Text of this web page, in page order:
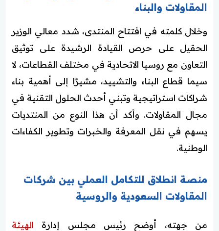
المقاولات والبناء
وخلال كلمته في افتتاح المنتدى، شدد معالي الوزير
الحقيل على حرص القيادة الرشيدة على توثيق
التعاون مع روسيا الاتحادية في مختلف القطاعات، لا
سيما قطاع البناء والتشييد، مشيرًا إلى أهمية بناء
شراكات استراتيجية وتبني أحدث الحلول التقنية في
مجال المقاولات. وأكد أن هذا النوع من المنتديات
يسهم في نقل المعرفة والخبرات وتطوير الكفاءات
الوطنية.
منصة انطلاق للتكامل العملي بين شركات
المقاولات السعودية والروسية
من جهته، أوضح رئيس مجلس إدارة الهيئة